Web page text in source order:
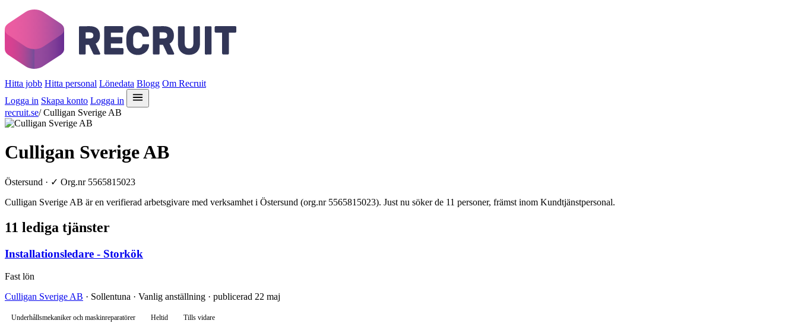
Hitta jobb Hitta personal Lönedata Blogg Om Recruit
Logga in Skapa konto Logga in
recruit.se/ Culligan Sverige AB
Culligan Sverige AB
Östersund · ✓ Org.nr 5565815023
Culligan Sverige AB är en verifierad arbetsgivare med verksamhet i Östersund (org.nr 5565815023). Just nu söker de 11 personer, främst inom Kundtjänstpersonal.
11 lediga tjänster
Installationsledare - Storkök
Fast lön
Culligan Sverige AB · Sollentuna · Vanlig anställning · publicerad 22 maj
Underhållsmekaniker och maskinreparatörer Heltid Tills vidare